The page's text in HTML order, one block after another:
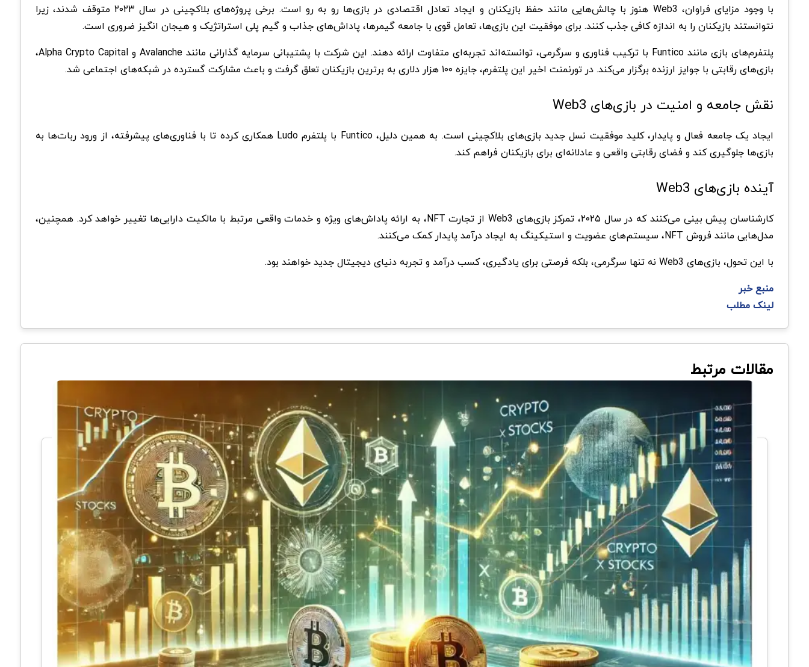
با وجود مزایای فراوان، Web3 هنوز با چالش‌هایی مانند حفظ بازیکنان و ایجاد تعادل اقتصادی در بازی‌ها رو به‌ رو است. برخی پروژه‌های بلاکچینی در سال ۲۰۲۳ متوقف شدند، زیرا
نتوانستند بازیکنان را به اندازه کافی جذب کنند. برای موفقیت این بازی‌ها، تعامل قوی با جامعه گیمرها، پاداش‌های جذاب و گیم پلی استراتژیک و هیجان‌ انگیز ضروری است.
پلتفرم‌های بازی مانند Funtico با ترکیب فناوری و سرگرمی، توانسته‌اند تجربه‌ای متفاوت ارائه دهند. این شرکت با پشتیبانی سرمایه گذارانی مانند Avalanche و Alpha Crypto Capital،
بازی‌های رقابتی با جوایز ارزنده برگزار می‌کند. در تورنمنت اخیر این پلتفرم، جایزه ۱۰۰ هزار دلاری به برترین بازیکنان تعلق گرفت و باعث مشارکت گسترده در شبکه‌های اجتماعی شد.
نقش جامعه و امنیت در بازی‌های Web3
ایجاد یک جامعه فعال و پایدار، کلید موفقیت نسل جدید بازی‌های بلاکچینی است. به همین دلیل، Funtico با پلتفرم Ludo همکاری کرده تا با فناوری‌های پیشرفته، از ورود ربات‌ها به
بازی‌ها جلوگیری کند و فضای رقابتی واقعی و عادلانه‌ای برای بازیکنان فراهم کند.
آینده بازی‌های Web3
کارشناسان پیش بینی می‌کنند که در سال ۲۰۲۵، تمرکز بازی‌های Web3 از تجارت NFT، به ارائه پاداش‌های ویژه و خدمات واقعی مرتبط با مالکیت دارایی‌ها تغییر خواهد کرد. همچنین،
مدل‌هایی مانند فروش NFT، سیستم‌های عضویت و استیکینگ به ایجاد درآمد پایدار کمک می‌کنند.
با این تحول، بازی‌های Web3 نه تنها سرگرمی، بلکه فرصتی برای یادگیری، کسب درآمد و تجربه دنیای دیجیتال جدید خواهند بود.
منبع خبر
لینک مطلب
مقالات مرتبط